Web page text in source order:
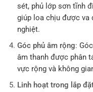
sét, phủ lớp sơn tĩnh
giúp loa chịu được va
nghiệt.
Góc phủ âm rộng:
âm thanh được phân
vực rộng và không
Linh hoạt trong lắp